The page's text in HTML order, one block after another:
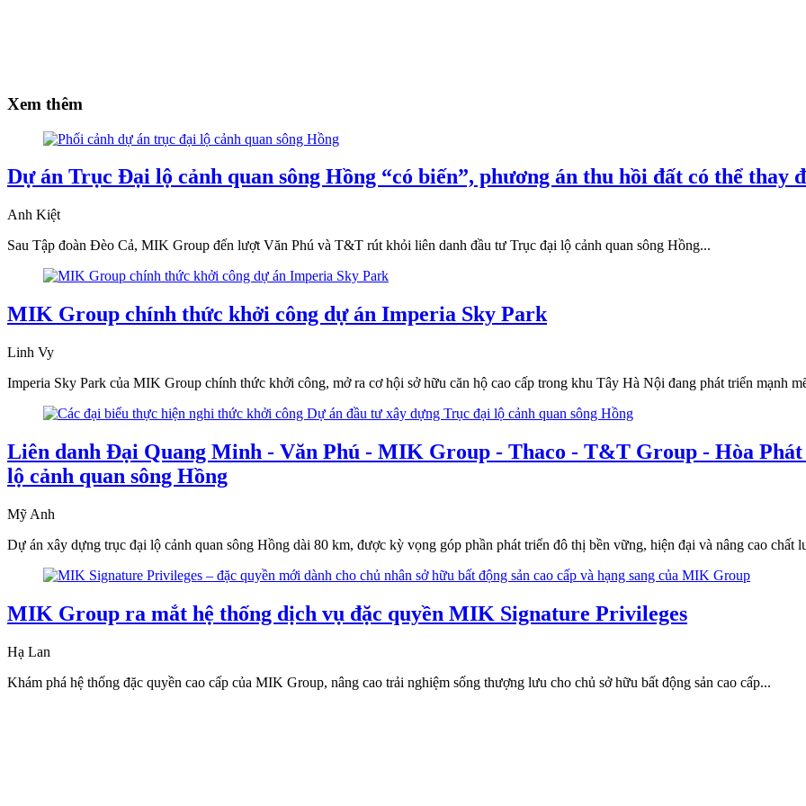
Xem thêm
Dự án Trục Đại lộ cảnh quan sông Hồng “có biến”, phương án thu hồi đất có thể thay
Anh Kiệt
Sau Tập đoàn Đèo Cả, MIK Group đến lượt Văn Phú và T&T rút khỏi liên danh đầu tư Trục đại lộ cảnh quan sông Hồng...
MIK Group chính thức khởi công dự án Imperia Sky Park
Linh Vy
Imperia Sky Park của MIK Group chính thức khởi công, mở ra cơ hội sở hữu căn hộ cao cấp trong khu Tây Hà Nội đang phát triển mạnh
Liên danh Đại Quang Minh - Văn Phú - MIK Group - Thaco - T&T Group - Hòa
lộ cảnh quan sông Hồng
Mỹ Anh
Dự án xây dựng trục đại lộ cảnh quan sông Hồng dài 80 km, được kỳ vọng góp phần phát triển đô thị bền vững, hiện đại và nâng cao chất
MIK Group ra mắt hệ thống dịch vụ đặc quyền MIK Signature Privileges
Hạ Lan
Khám phá hệ thống đặc quyền cao cấp của MIK Group, nâng cao trải nghiệm sống thượng lưu cho chủ sở hữu bất động sản cao cấp...